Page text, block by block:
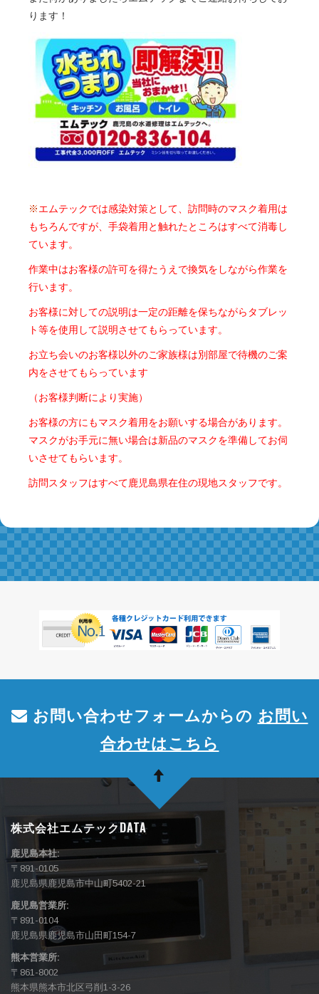
ります！
※エムテックでは感染対策として、訪問時のマスク着用は
もちろんですが、手袋着用と触れたところはすべて消毒し
ています。
作業中はお客様の許可を得たうえで換気をしながら作業を
行います。
お客様に対しての説明は一定の距離を保ちながらタブレッ
ト等を使用して説明させてもらっています。
お立ち会いのお客様以外のご家族様は別部屋で待機のご案
内をさせてもらっています
（お客様判断により実施）
お客様の方にもマスク着用をお願いする場合があります。
マスクがお手元に無い場合は新品のマスクを準備してお伺
いさせてもらいます。
訪問スタッフはすべて鹿児島県在住の現地スタッフです。
お問い合わせフォームからの お問い
合わせはこちら
株式会社エムテックDATA
鹿児島本社:
〒891-0105
鹿児島県鹿児島市中山町5402-21
鹿児島営業所:
〒891-0104
鹿児島県鹿児島市山田町154-7
熊本営業所:
〒861-8002
熊本県熊本市北区弓削1-3-26